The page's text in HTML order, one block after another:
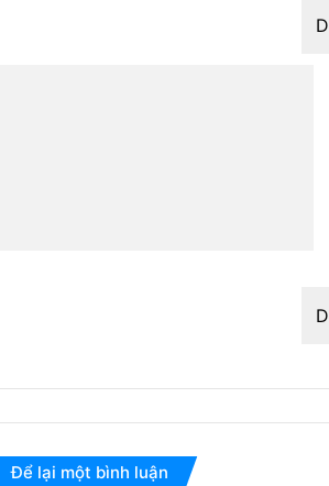
Để lại một bình luận